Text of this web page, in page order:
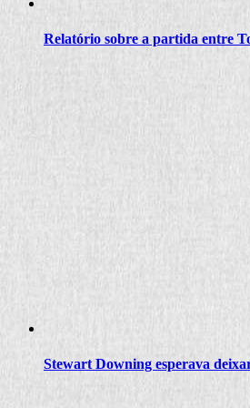
Relatório sobre a partida entre
Stewart Downing esperava